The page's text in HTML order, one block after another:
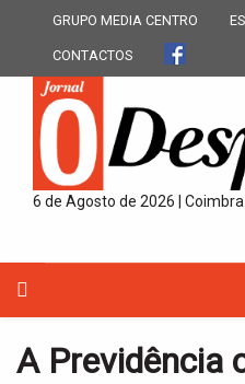
GRUPO MEDIA CENTRO
CONTACTOS
6 de Agosto de 2026 | Coimbra
A Previdência